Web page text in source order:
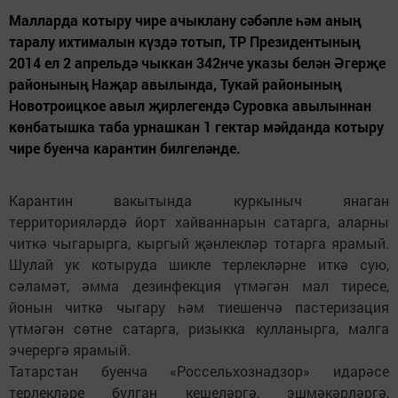
Малларда котыру чире ачыклану сәбәпле һәм аның
таралу ихтималын күздә тотып, ТР Президентының
2014 ел 2 апрельдә чыккан 342нче указы белән Әгерҗе
районының Наҗар авылында, Тукай районының
Новотроицкое авыл җирлегендә Суровка авылыннан
көнбатышка таба урнашкан 1 гектар мәйданда котыру
чире буенча карантин билгеләнде.
Карантин вакытында куркыныч янаган
территорияләрдә йорт хайваннарын сатарга, аларны
читкә чыгарырга, кыргый җәнлекләр тотарга ярамый.
Шулай ук котыруда шикле терлекләрне иткә сую,
сәламәт, әмма дезинфекция үтмәгән мал тиресе,
йонын читкә чыгару һәм тиешенчә пастеризация
үтмәгән сөтне сатарга, ризыкка кулланырга, малга
эчерергә ярамый.
Татарстан буенча «Россельхознадзор» идарәсе
терлекләре булган кешеләргә, эшмәкәрләргә,